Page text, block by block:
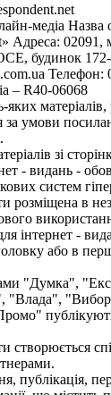
медіа Назва
Адреса: 02091,
будинок 172-
Телефон:
– R40-06068
за умови
зі
- видань -
систем
розміщена в
інтернет -
або в
"Думка",
"Влада",
створюється
публікація,